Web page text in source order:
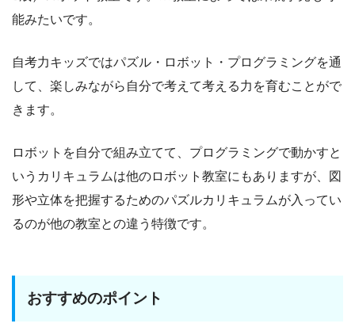
能みたいです。
自考力キッズではパズル・ロボット・プログラミングを通
して、楽しみながら自分で考えて考える力を育むことがで
きます。
ロボットを自分で組み立てて、プログラミングで動かすと
いうカリキュラムは他のロボット教室にもありますが、図
形や立体を把握するためのパズルカリキュラムが入ってい
るのが他の教室との違う特徴です。
おすすめのポイント